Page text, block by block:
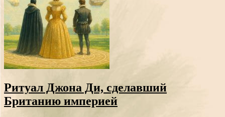
Ритуал Джона Ди, сделавший
Британию империей